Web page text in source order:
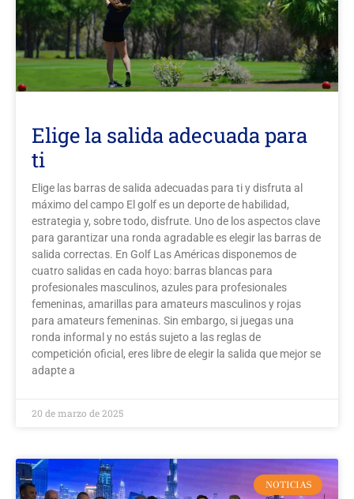
Galería
Contacto
Elige la salida adecuada para
ti
Elige las barras de salida adecuadas para ti y disfruta al
máximo del campo El golf es un deporte de habilidad,
estrategia y, sobre todo, disfrute. Uno de los aspectos clave
para garantizar una ronda agradable es elegir las barras de
salida correctas. En Golf Las Américas disponemos de
cuatro salidas en cada hoyo: barras blancas para
profesionales masculinos, azules para profesionales
femeninas, amarillas para amateurs masculinos y rojas
para amateurs femeninas. Sin embargo, si juegas una
ronda informal y no estás sujeto a las reglas de
competición oficial, eres libre de elegir la salida que mejor se
adapte a
20 de marzo de 2025
NOTICIAS